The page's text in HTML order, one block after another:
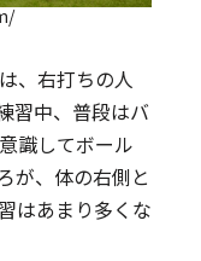
、右打ちの人
習中、普段はバ
識してボール
が、体の右側と
はあまり多くな